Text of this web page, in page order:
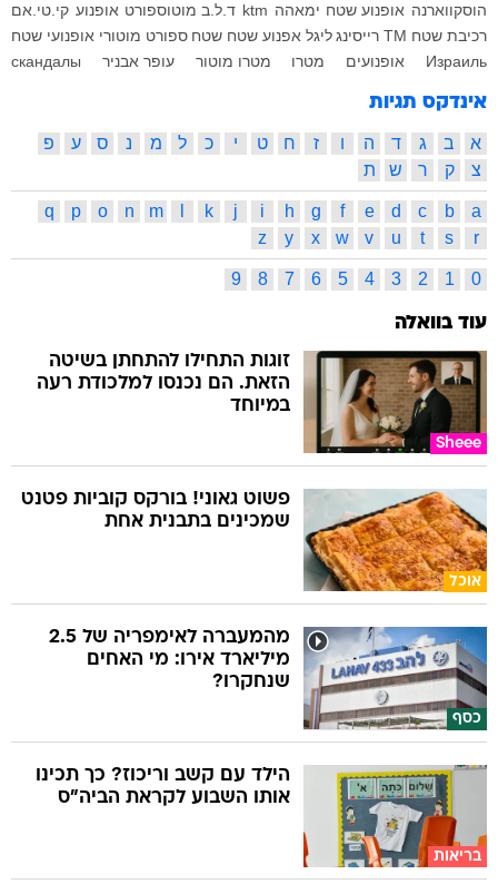
הוסקווארנה אופנוע שטח ימאהה ktm ד.ל.ב מוטוספורט אופנוע קי.טי.אם
רכיבת שטח TM רייסינג ליגל אפנוע שטח שטח ספורט מוטורי אופנועי שטח
Израиль
אופנועים מטרו מטרו מוטור עופר אבניר скандалы
אינדקס תגיות
א ב ג ד ה ו ז ח ט י כ ל מ נ ס ע
פ
צ
ק ר ש ת
a
b
c
d
e
f
g
h
i
j
k
m
n
o
p
q
r
s
t
u
v
w
x
y
z
0
1
2
3
4
5
6
7
8
9
עוד בוואלה
Sheee
זוגות התחילו להתחתן בשיטה
הזאת. הם נכנסו למלכודת רעה
במיוחד
אוכל
פשוט גאוני! בורקס קוביות פטנט
שמכינים בתבנית אחת
כסף
מהמעברה לאימפריה של 2.5
מיליארד אירו: מי האחים
שנחקרו?
בריאות
הילד עם קשב וריכוז? כך תכינו
אותו השבוע לקראת הביה"ס